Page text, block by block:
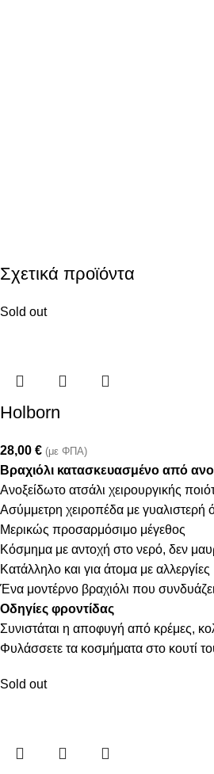
Σχετικά προϊόντα
Sold out
Holborn
28,00 € (με ΦΠΑ)
Βραχιόλι κατασκευασμένο από
Ανοξείδωτο ατσάλι χειρουργικής
Ασύμμετρη χειροπέδα με γυαλιστερή
Μερικώς προσαρμόσιμο μέγεθος
Κόσμημα με αντοχή στο νερό, δεν
Κατάλληλο και για άτομα με αλλεργίες
Ένα μοντέρνο βραχιόλι που συνδυάζει
Οδηγίες φροντίδας
Συνιστάται η αποφυγή από κρέμες,
Φυλάσσετε τα κοσμήματα στο κουτί
Sold out